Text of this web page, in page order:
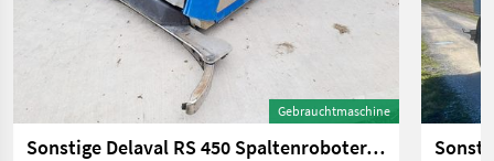
Gebrauchtmaschine
Sonstige Delaval RS 450 Spaltenroboter/-schieber